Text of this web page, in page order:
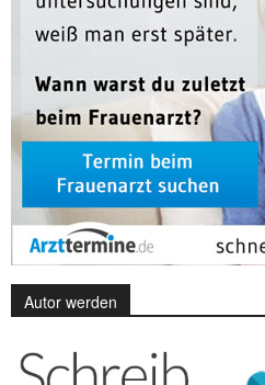
Autor werden